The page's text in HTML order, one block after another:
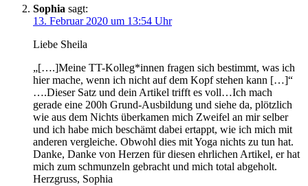
Sophia sagt:
13. Februar 2020 um 13:54 Uhr
Liebe Sheila
„[….]Meine TT-Kolleg*innen fragen sich bestimmt, was ich
hier mache, wenn ich nicht auf dem Kopf stehen kann […]“
….Dieser Satz und dein Artikel trifft es voll…Ich mach
gerade eine 200h Grund-Ausbildung und siehe da, plötzlich
wie aus dem Nichts überkamen mich Zweifel an mir selber
und ich habe mich beschämt dabei ertappt, wie ich mich mit
anderen vergleiche. Obwohl dies mit Yoga nichts zu tun hat.
Danke, Danke von Herzen für diesen ehrlichen Artikel, er hat
mich zum schmunzeln gebracht und mich total abgeholt.
Herzgruss, Sophia